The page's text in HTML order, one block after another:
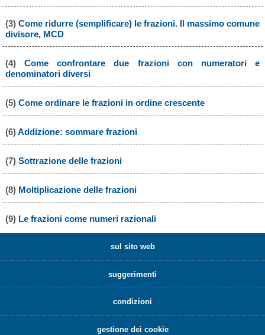
(3) Come ridurre (semplificare) le frazioni. Il massimo comune
divisore, MCD
(4) Come confrontare due frazioni con numeratori e
denominatori diversi
(5) Come ordinare le frazioni in ordine crescente
(6)Addizione: sommare frazioni
(7) Sottrazione delle frazioni
(8) Moltiplicazione delle frazioni
(9) Le frazioni come numeri razionali
sul sito web
suggerimenti
condizioni
gestione dei cookie